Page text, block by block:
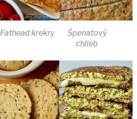
Fathead krekry
Špenatový
chlieb